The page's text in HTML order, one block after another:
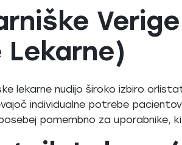
Lekarne)
lekarne nudijo široko izbiro
individualne potrebe
pomembno za uporabnike,